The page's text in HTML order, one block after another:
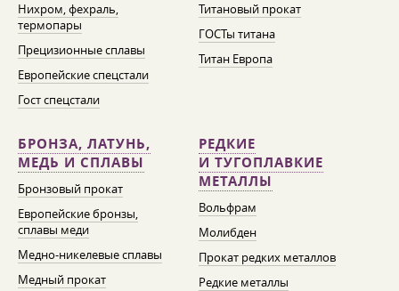
Нихром, фехраль,
термопары
Прецизионные сплавы
Европейские спецстали
Гост спецстали
Титановый прокат
ГОСТы титана
Титан Европа
БРОНЗА, ЛАТУНЬ,
МЕДЬ И СПЛАВЫ
Бронзовый прокат
Европейские бронзы,
сплавы меди
Медно-никелевые сплавы
Медный прокат
РЕДКИЕ
И ТУГОПЛАВКИЕ
МЕТАЛЛЫ
Вольфрам
Молибден
Прокат редких металлов
Редкие металлы